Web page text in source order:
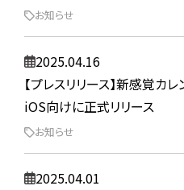
お知らせ
2025.04.16
【プレスリリース】新感覚カ
iOS向けに正式リリース
お知らせ
2025.04.01